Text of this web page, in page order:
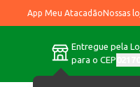
App Meu AtacadãoNossas
Entregue pela
para o CEP